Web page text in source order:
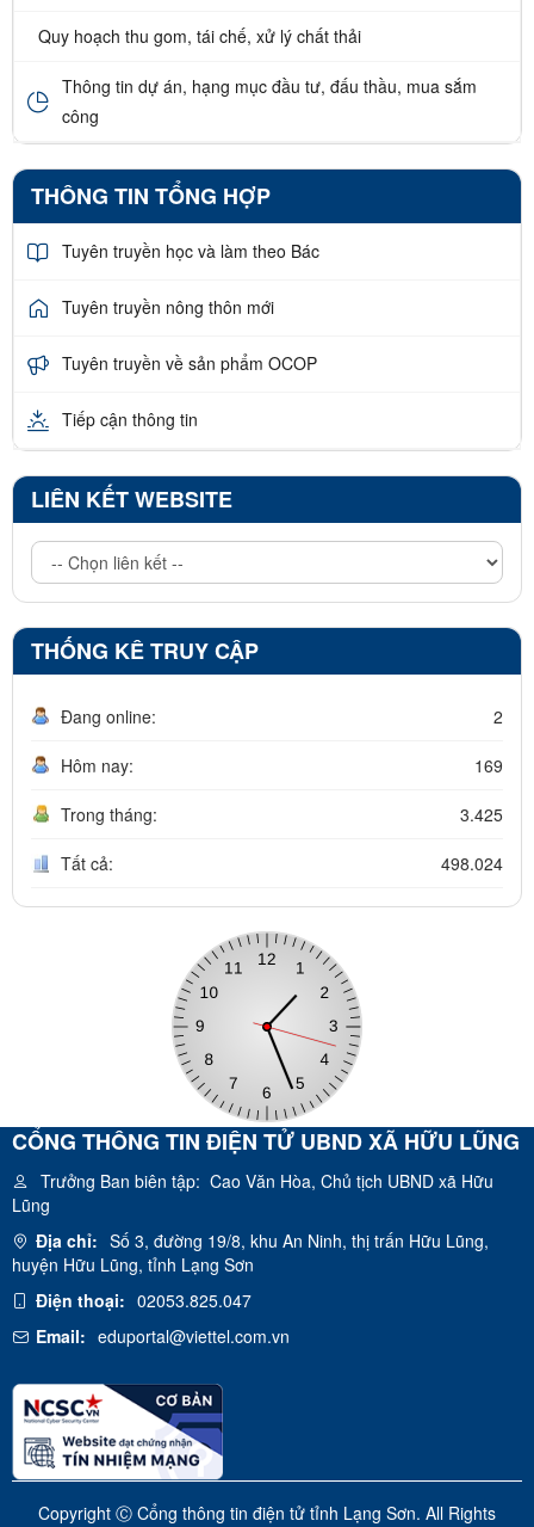
Quy hoạch thu gom, tái chế, xử lý chất thải
Thông tin dự án, hạng mục đầu tư, đấu thầu, mua sắm
công
THÔNG TIN TỔNG HỢP
Tuyên truyền học và làm theo Bác
Tuyên truyền nông thôn mới
Tuyên truyền về sản phẩm OCOP
Tiếp cận thông tin
LIÊN KẾT WEBSITE
THỐNG KÊ TRUY CẬP
Đang online: 2
Hôm nay: 169
Trong tháng: 3.425
Tất cả: 498.024
CỔNG THÔNG TIN ĐIỆN TỬ UBND XÃ HỮU LŨNG
Trưởng Ban biên tập: Cao Văn Hòa, Chủ tịch UBND xã Hữu
Lũng
Địa chỉ: Số 3, đường 19/8, khu An Ninh, thị trấn Hữu Lũng,
huyện Hữu Lũng, tỉnh Lạng Sơn
Điện thoại: 02053.825.047
Email: eduportal@viettel.com.vn
Copyright Ⓒ Cổng thông tin điện tử tỉnh Lạng Sơn. All Rights